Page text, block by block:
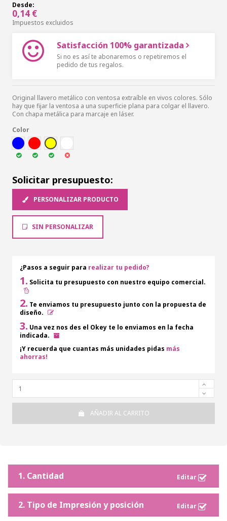
Desde:
0,14 €
Impuestos excluidos
Satisfacción 100% garantizada
Si no es así te abonaremos o repetiremos el
pedido de tus regalos.
Original llavero metálico con ventosa extraíble en vivos colores. Sólo
hay que fijar la ventosa a una superficie plana para colgar el llavero.
Con chapa metálica para marcaje en láser.
Color
AZUL
ROJ AMA
Solicitar presupuesto:
PERSONALIZAR PRODUCTO
SIN PERSONALIZAR
¿Pasos a seguir para realizar tu pedido?
1. Solicita tu presupuesto con nuestro equipo comercial.
2. Te enviamos tu presupuesto junto con la propuesta de
diseño.
3. Una vez nos des el Okey te lo enviamos en la fecha
indicada.
¡Y recuerda que cuantas más unidades pidas más
ahorras!
AÑADIR AL CARRITO
1. Cantidad
2. Tipo de Impresión y posición